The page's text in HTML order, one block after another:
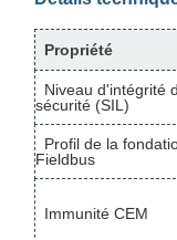
Propriété
Niveau d'intégrité
sécurité (SIL)
Profil de la
Fieldbus
Immunité CEM